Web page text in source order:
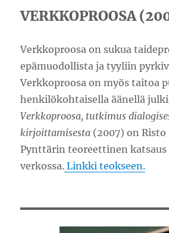
VERKKOPROOSA
Verkkoproosa on sukua
epämuodollista ja tyyliin
Verkkoproosa on myös taitoa
henkilökohtaisella äänellä
Verkkoproosa, tutkimus
kirjoittamisesta (2007) on
Pynttärin teoreettinen katsaus
verkossa. Linkki teokseen.